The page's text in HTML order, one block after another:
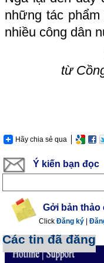
những tác
nhiều công dân
từ
Hãy chia sẻ qua
Ý kiến bạn đọc
Gởi bản thảo
Click Đăng ký
Các tin đã đăng